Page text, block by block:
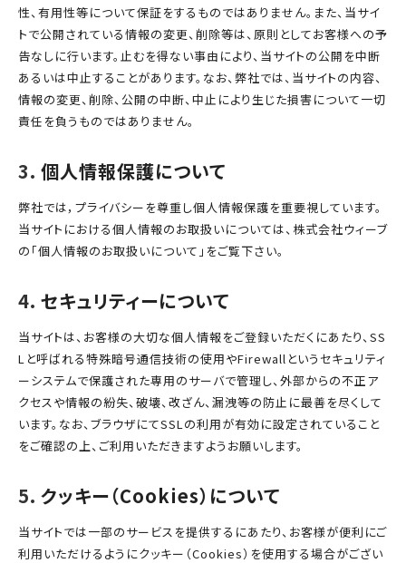
性、有用性等について保証をするものではありません。また、当サイ
トで公開されている情報の変更、削除等は、原則としてお客様への予
告なしに行います。止むを得ない事由により、当サイトの公開を中断
あるいは中止することがあります。なお、弊社では、当サイトの内容、
情報の変更、削除、公開の中断、中止により生じた損害について一切
責任を負うものではありません。
個人情報保護について
弊社では，プライバシーを尊重し個人情報保護を重要視しています。
当サイトにおける個人情報のお取扱いについては、株式会社ウィーブ
の「個人情報のお取扱いについて」をご覧下さい。
セキュリティーについて
当サイトは、お客様の大切な個人情報をご登録いただくにあたり、SS
Lと呼ばれる特殊暗号通信技術の使用やFirewallというセキュリティ
ーシステムで保護された専用のサーバで管理し、外部からの不正ア
クセスや情報の紛失、破壊、改ざん、漏洩等の防止に最善を尽くして
います。なお、ブラウザにてSSLの利用が有効に設定されていること
をご確認の上、ご利用いただきますようお願いします。
クッキー（Cookies）について
当サイトでは一部のサービスを提供するにあたり、お客様が便利にご
利用いただけるようにクッキー（Cookies）を使用する場合がござい